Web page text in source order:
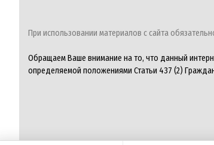
При использовании материалов с сайта
Обращаем Ваше внимание на то, что данный
определяемой положениями Статьи 437 (2)